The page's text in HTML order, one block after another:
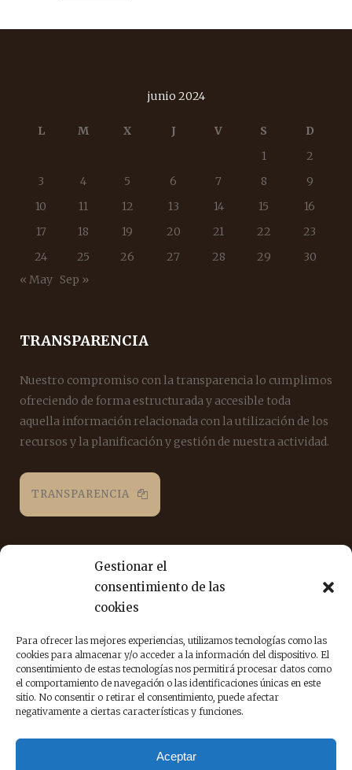
Gestionar el
consentimiento de las
cookies
Para ofrecer las mejores experiencias, utilizamos tecnologías como las
cookies para almacenar y/o acceder a la información del dispositivo. El
consentimiento de estas tecnologías nos permitirá procesar datos como
el comportamiento de navegación o las identificaciones únicas en este
sitio. No consentir o retirar el consentimiento, puede afectar
negativamente a ciertas características y funciones.
Aceptar
junio 2024
L M X J V S
D
1
2
3
4 5 6 7 8
9
10
11 12 13 14 15
16
17
18 19 20 21 22
23
24
25 26 27 28 29
30
« May Sep »
TRANSPARENCIA
Nuestro compromiso con la transparencia lo cumplimos
ofreciendo de forma estructurada y accesible toda
aquella información relacionada con la utilización de los
recursos y la planificación y gestión de nuestra actividad.
TRANSPARENCIA
REDES SOCIALES
Puedes seguirnos en las siguientes redes sociales para